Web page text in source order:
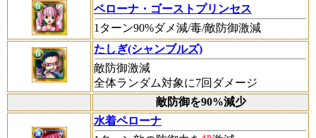
ペローナ・ゴーストプリンセス
1ターン90%ダメ減/毒/敵防御激減
たしぎ(シャンブルズ)
敵防御激減
全体ランダム対象に7回ダメージ
敵防御を90%減少
水着ペローナ